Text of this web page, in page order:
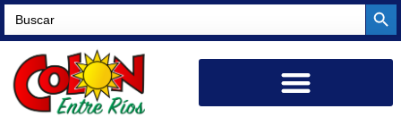
Search
for: